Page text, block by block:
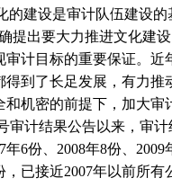
建设是审计队伍建设
提出要大力推进文化建
计目标的重要保证。
到了长足发展，有力推
机密的前提下，加大
审计结果公告以来，审
年6份、 2008年8份、 2009
，已接近2007年以前所有